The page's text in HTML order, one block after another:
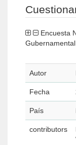
Autor
Fecha
País
contributors